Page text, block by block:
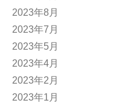
2023年8月
2023年7月
2023年5月
2023年4月
2023年2月
2023年1月